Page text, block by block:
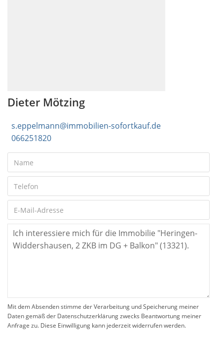
Dieter Mötzing
s.eppelmann@immobilien-sofortkauf.de
066251820
Mit dem Absenden stimme der Verarbeitung und Speicherung meiner
Daten gemäß der Datenschutzerklärung zwecks Beantwortung meiner
Anfrage zu. Diese Einwilligung kann jederzeit widerrufen werden.